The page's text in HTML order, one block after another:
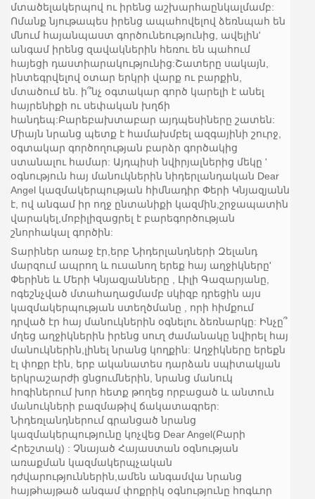
մտածելակերպով ու իրենց աշխարհաընկալմամբ:
Ոմանք նյութապես իրենց ապահովելով ձեռնպահ են
մնում հայանպաստ գործունեությունից, ավելին'
անգամ իրենց զավակներին հեռու են պահում
հայեցի դաստիարակությունից:Շատերը սակայն,
ինտեգրվելով օտար երկրի վարք ու բարքին,
մտածում են. ի՞նչ օգտակար գործ կարելի է անել
հայրենիքի ու սեփական խղճի
հանդեպ:Բարեբախտաբար այդպեսիները շատեն:
Միայն նրանց պետք է համախմբել ազգայինի շուրջ,
օգտակար գործողության բարձր գործակից
ստանալու համար: Այդպիսի նվիրյալներից մեկը '
օգնություն հայ մանուկներին նիդերլանդական Dear
Angel կազմակերպության հիմնադիր Փերի Կնյազյանն
է, ով անգամ իր ողջ ընտանիքի կազմին,շրջապատին
վարակել,մոբիլիզացրել է բարեգործության
շնորհակալ գործին:
Տարիներ առաջ էր,երբ Նիդերլանդների Զելանդ
մարզում ապրող և ուսանող երեք հայ աղջիկները'
Փերինե և Մերի Կնյազյանները , Լիլի Գազարյանը,
ոգեշնչված մտահաղացմամբ սկիզբ դրեցին այս
կազմակերպության ստեղծմանը , որի հիմքում
դրված էր հայ մանուկներին օգնելու ձեռնարկը: Ինչը՞
մղեց աղջիկներին իրենց սուղ ժամանակը նվիրել հայ
մանուկներին,լինել նրանց կողքին: Աղջիկները երեքն
էլ փոքր էին, երբ ականատես դարձան սպիտակյան
երկրաշարժի ցնցումներին, նրանց մանուկ
հոգիներում խոր հետք թողեց որբացած և անտուն
մանուկների բազմաթիվ ճակատագրեր:
Նիդեռլանդներում գրանցած նրանց
կազմակերպությունը կոչվեց Dear Angel(Բարի
Հրեշտակ) : Չնայած Հայաստան օգնության
առաքման կազմակերպչական
դժվարություններին,ամեն անգամվա նրանց
հայթհայթած անգամ փոքրիկ օգնությունը հոգևոր